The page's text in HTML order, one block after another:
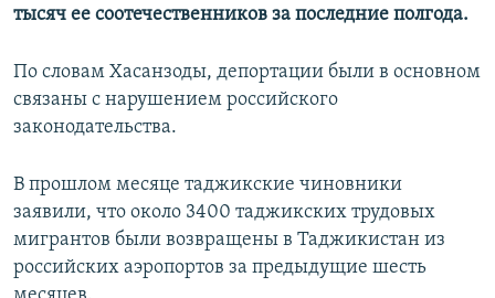
тысяч ее соотечественников за последние полгода.
По словам Хасанзоды, депортации были в основном
связаны с нарушением российского
законодательства.
В прошлом месяце таджикские чиновники
заявили, что около 3400 таджикских трудовых
мигрантов были возвращены в Таджикистан из
российских аэропортов за предыдущие шесть